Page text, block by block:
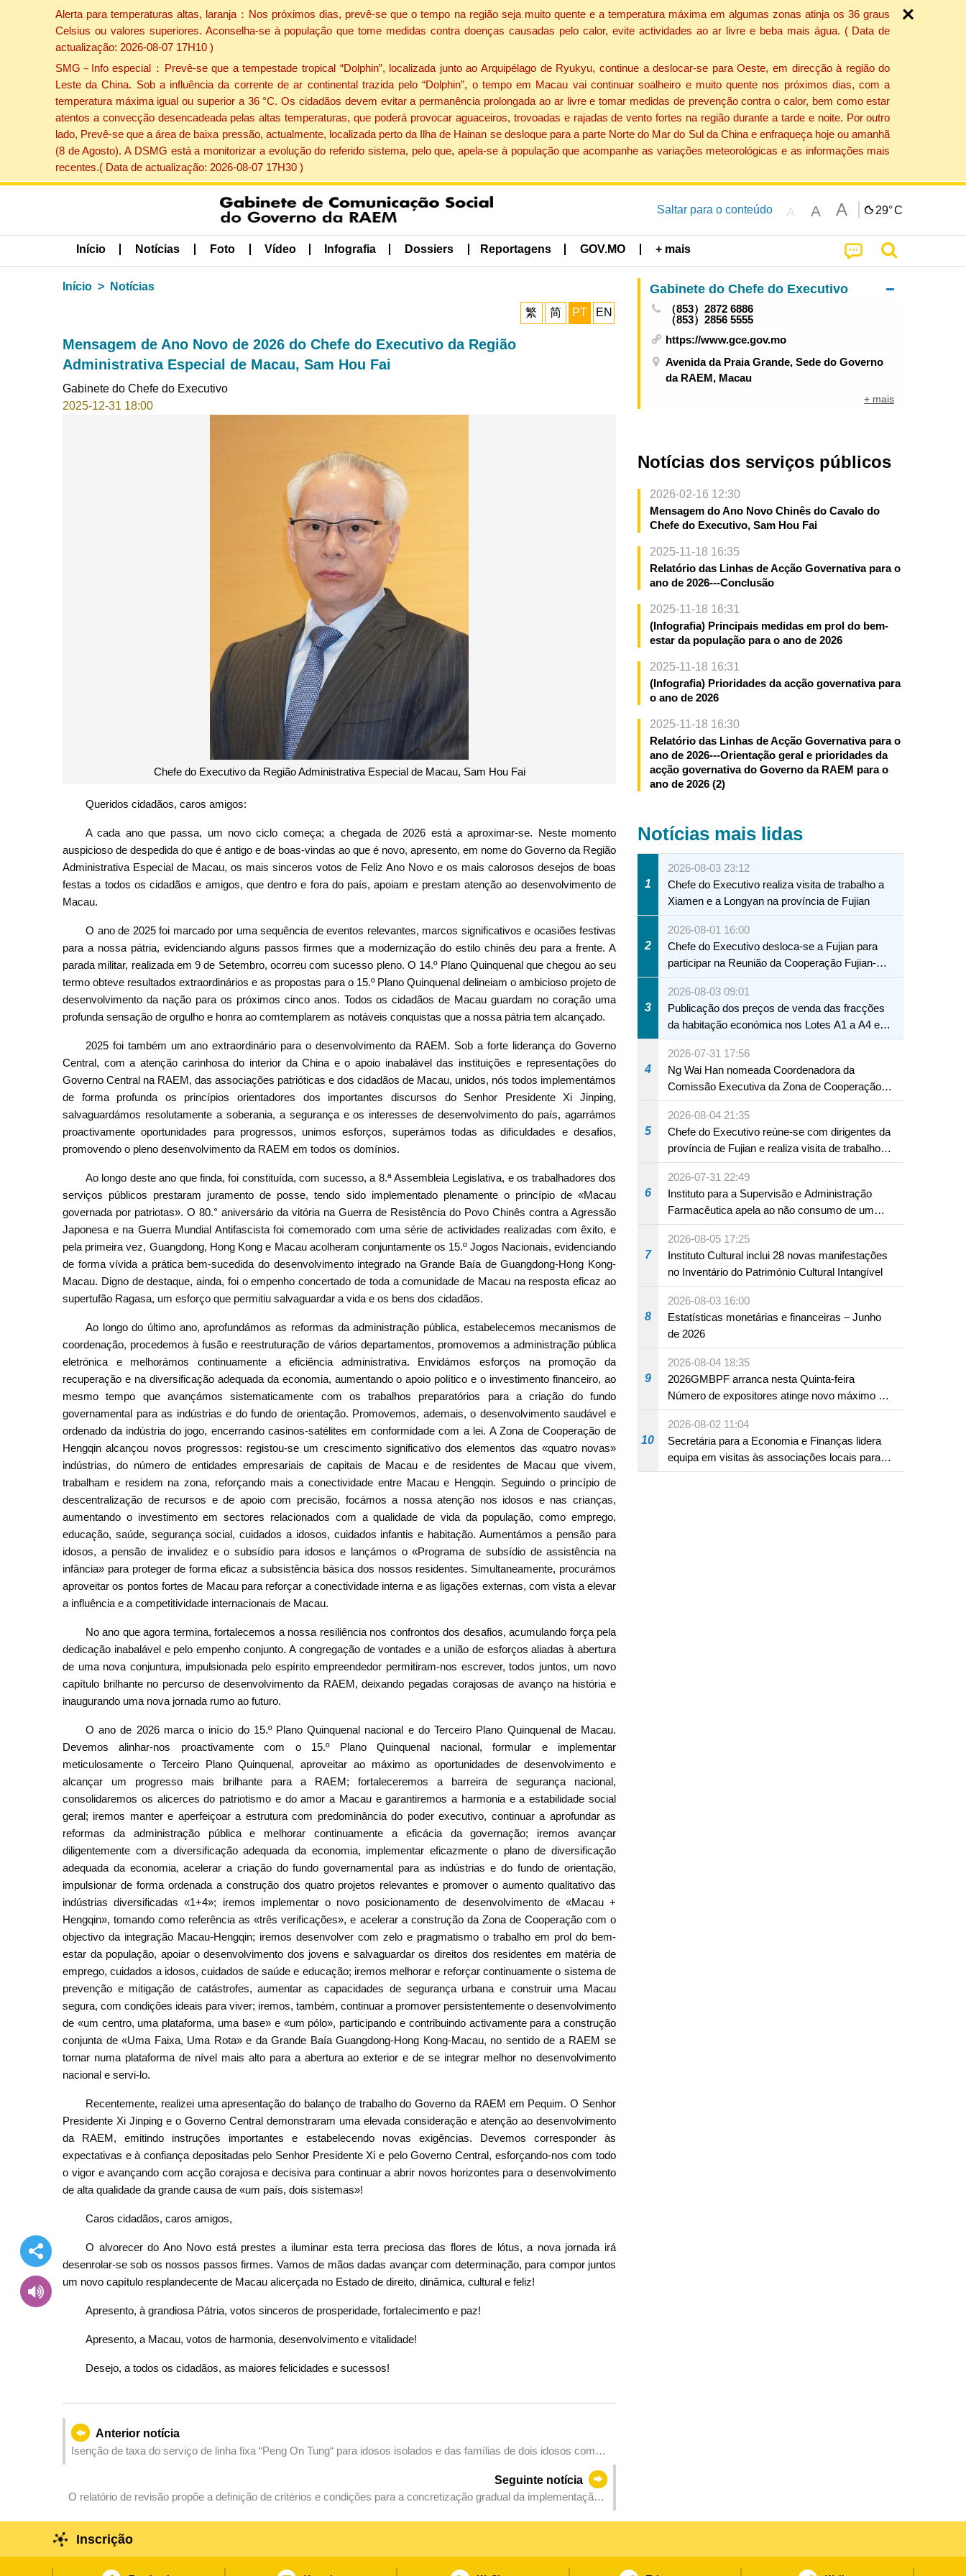
Alerta para temperaturas altas, laranja：Nos próximos dias, prevê-se que o tempo na região seja muito quente e a temperatura máxima em algumas zonas atinja os 36 graus
Celsius ou valores superiores. Aconselha-se à população que tome medidas contra doenças causadas pelo calor, evite actividades ao ar livre e beba mais água. ( Data de
actualização: 2026-08-07 17H10 )
SMG－Info especial：Prevê-se que a tempestade tropical “Dolphin”, localizada junto ao Arquipélago de Ryukyu, continue a deslocar-se para Oeste, em direcção à região do
Leste da China. Sob a influência da corrente de ar continental trazida pelo “Dolphin”, o tempo em Macau vai continuar soalheiro e muito quente nos próximos dias, com a
temperatura máxima igual ou superior a 36 °C. Os cidadãos devem evitar a permanência prolongada ao ar livre e tomar medidas de prevenção contra o calor, bem como estar
atentos a convecção desencadeada pelas altas temperaturas, que poderá provocar aguaceiros, trovoadas e rajadas de vento fortes na região durante a tarde e noite. Por outro
lado, Prevê-se que a área de baixa pressão, actualmente, localizada perto da Ilha de Hainan se desloque para a parte Norte do Mar do Sul da China e enfraqueça hoje ou amanhã
(8 de Agosto). A DSMG está a monitorizar a evolução do referido sistema, pelo que, apela-se à população que acompanhe as variações meteorológicas e as informações mais
recentes.( Data de actualização: 2026-08-07 17H30 )
Saltar para o conteúdo A A A 29°C
Início Notícias Foto Vídeo Infografia Dossiers Reportagens GOV.MO + mais
Início Notícias
繁 简 PT EN
Mensagem de Ano Novo de 2026 do Chefe do Executivo da Região
Administrativa Especial de Macau, Sam Hou Fai
Gabinete do Chefe do Executivo
2025-12-31 18:00
Chefe do Executivo da Região Administrativa Especial de Macau, Sam Hou Fai
Queridos cidadãos, caros amigos:
A cada ano que passa, um novo ciclo começa; a chegada de 2026 está a aproximar-se. Neste momento
auspicioso de despedida do que é antigo e de boas-vindas ao que é novo, apresento, em nome do Governo da Região
Administrativa Especial de Macau, os mais sinceros votos de Feliz Ano Novo e os mais calorosos desejos de boas
festas a todos os cidadãos e amigos, que dentro e fora do país, apoiam e prestam atenção ao desenvolvimento de
Macau.
O ano de 2025 foi marcado por uma sequência de eventos relevantes, marcos significativos e ocasiões festivas
para a nossa pátria, evidenciando alguns passos firmes que a modernização do estilo chinês deu para a frente. A
parada militar, realizada em 9 de Setembro, ocorreu com sucesso pleno. O 14.º Plano Quinquenal que chegou ao seu
termo obteve resultados extraordinários e as propostas para o 15.º Plano Quinquenal delineiam o ambicioso projeto de
desenvolvimento da nação para os próximos cinco anos. Todos os cidadãos de Macau guardam no coração uma
profunda sensação de orgulho e honra ao comtemplarem as notáveis conquistas que a nossa pátria tem alcançado.
2025 foi também um ano extraordinário para o desenvolvimento da RAEM. Sob a forte liderança do Governo
Central, com a atenção carinhosa do interior da China e o apoio inabalável das instituições e representações do
Governo Central na RAEM, das associações patrióticas e dos cidadãos de Macau, unidos, nós todos implementámos
de forma profunda os princípios orientadores dos importantes discursos do Senhor Presidente Xi Jinping,
salvaguardámos resolutamente a soberania, a segurança e os interesses de desenvolvimento do país, agarrámos
proactivamente oportunidades para progressos, unimos esforços, superámos todas as dificuldades e desafios,
promovendo o pleno desenvolvimento da RAEM em todos os domínios.
Ao longo deste ano que finda, foi constituída, com sucesso, a 8.ª Assembleia Legislativa, e os trabalhadores dos
serviços públicos prestaram juramento de posse, tendo sido implementado plenamente o princípio de «Macau
governada por patriotas». O 80.° aniversário da vitória na Guerra de Resistência do Povo Chinês contra a Agressão
Japonesa e na Guerra Mundial Antifascista foi comemorado com uma série de actividades realizadas com êxito, e
pela primeira vez, Guangdong, Hong Kong e Macau acolheram conjuntamente os 15.º Jogos Nacionais, evidenciando
de forma vívida a prática bem-sucedida do desenvolvimento integrado na Grande Baía de Guangdong-Hong Kong-
Macau. Digno de destaque, ainda, foi o empenho concertado de toda a comunidade de Macau na resposta eficaz ao
supertufão Ragasa, um esforço que permitiu salvaguardar a vida e os bens dos cidadãos.
Ao longo do último ano, aprofundámos as reformas da administração pública, estabelecemos mecanismos de
coordenação, procedemos à fusão e reestruturação de vários departamentos, promovemos a administração pública
eletrónica e melhorámos continuamente a eficiência administrativa. Envidámos esforços na promoção da
recuperação e na diversificação adequada da economia, aumentando o apoio político e o investimento financeiro, ao
mesmo tempo que avançámos sistematicamente com os trabalhos preparatórios para a criação do fundo
governamental para as indústrias e do fundo de orientação. Promovemos, ademais, o desenvolvimento saudável e
ordenado da indústria do jogo, encerrando casinos-satélites em conformidade com a lei. A Zona de Cooperação de
Hengqin alcançou novos progressos: registou-se um crescimento significativo dos elementos das «quatro novas»
indústrias, do número de entidades empresariais de capitais de Macau e de residentes de Macau que vivem,
trabalham e residem na zona, reforçando mais a conectividade entre Macau e Hengqin. Seguindo o princípio de
descentralização de recursos e de apoio com precisão, focámos a nossa atenção nos idosos e nas crianças,
aumentando o investimento em sectores relacionados com a qualidade de vida da população, como emprego,
educação, saúde, segurança social, cuidados a idosos, cuidados infantis e habitação. Aumentámos a pensão para
idosos, a pensão de invalidez e o subsídio para idosos e lançámos o «Programa de subsídio de assistência na
infância» para proteger de forma eficaz a subsistência básica dos nossos residentes. Simultaneamente, procurámos
aproveitar os pontos fortes de Macau para reforçar a conectividade interna e as ligações externas, com vista a elevar
a influência e a competitividade internacionais de Macau.
No ano que agora termina, fortalecemos a nossa resiliência nos confrontos dos desafios, acumulando força pela
dedicação inabalável e pelo empenho conjunto. A congregação de vontades e a união de esforços aliadas à abertura
de uma nova conjuntura, impulsionada pelo espírito empreendedor permitiram-nos escrever, todos juntos, um novo
capítulo brilhante no percurso de desenvolvimento da RAEM, deixando pegadas corajosas de avanço na história e
inaugurando uma nova jornada rumo ao futuro.
O ano de 2026 marca o início do 15.º Plano Quinquenal nacional e do Terceiro Plano Quinquenal de Macau.
Devemos alinhar-nos proactivamente com o 15.º Plano Quinquenal nacional, formular e implementar
meticulosamente o Terceiro Plano Quinquenal, aproveitar ao máximo as oportunidades de desenvolvimento e
alcançar um progresso mais brilhante para a RAEM; fortaleceremos a barreira de segurança nacional,
consolidaremos os alicerces do patriotismo e do amor a Macau e garantiremos a harmonia e a estabilidade social
geral; iremos manter e aperfeiçoar a estrutura com predominância do poder executivo, continuar a aprofundar as
reformas da administração pública e melhorar continuamente a eficácia da governação; iremos avançar
diligentemente com a diversificação adequada da economia, implementar eficazmente o plano de diversificação
adequada da economia, acelerar a criação do fundo governamental para as indústrias e do fundo de orientação,
impulsionar de forma ordenada a construção dos quatro projetos relevantes e promover o aumento qualitativo das
indústrias diversificadas «1+4»; iremos implementar o novo posicionamento de desenvolvimento de «Macau +
Hengqin», tomando como referência as «três verificações», e acelerar a construção da Zona de Cooperação com o
objectivo da integração Macau-Hengqin; iremos desenvolver com zelo e pragmatismo o trabalho em prol do bem-
estar da população, apoiar o desenvolvimento dos jovens e salvaguardar os direitos dos residentes em matéria de
emprego, cuidados a idosos, cuidados de saúde e educação; iremos melhorar e reforçar continuamente o sistema de
prevenção e mitigação de catástrofes, aumentar as capacidades de segurança urbana e construir uma Macau
segura, com condições ideais para viver; iremos, também, continuar a promover persistentemente o desenvolvimento
de «um centro, uma plataforma, uma base» e «um pólo», participando e contribuindo activamente para a construção
conjunta de «Uma Faixa, Uma Rota» e da Grande Baía Guangdong-Hong Kong-Macau, no sentido de a RAEM se
tornar numa plataforma de nível mais alto para a abertura ao exterior e de se integrar melhor no desenvolvimento
nacional e servi-lo.
Recentemente, realizei uma apresentação do balanço de trabalho do Governo da RAEM em Pequim. O Senhor
Presidente Xi Jinping e o Governo Central demonstraram uma elevada consideração e atenção ao desenvolvimento
da RAEM, emitindo instruções importantes e estabelecendo novas exigências. Devemos corresponder às
expectativas e à confiança depositadas pelo Senhor Presidente Xi e pelo Governo Central, esforçando-nos com todo
o vigor e avançando com acção corajosa e decisiva para continuar a abrir novos horizontes para o desenvolvimento
de alta qualidade da grande causa de «um país, dois sistemas»!
Caros cidadãos, caros amigos,
O alvorecer do Ano Novo está prestes a iluminar esta terra preciosa das flores de lótus, a nova jornada irá
desenrolar-se sob os nossos passos firmes. Vamos de mãos dadas avançar com determinação, para compor juntos
um novo capítulo resplandecente de Macau alicerçada no Estado de direito, dinâmica, cultural e feliz!
Apresento, à grandiosa Pátria, votos sinceros de prosperidade, fortalecimento e paz!
Apresento, a Macau, votos de harmonia, desenvolvimento e vitalidade!
Desejo, a todos os cidadãos, as maiores felicidades e sucessos!
Anterior notícia
Isenção de taxa do serviço de linha fixa “Peng On Tung“ para idosos isolados e das famílias de dois idosos com
Seguinte notícia
O relatório de revisão propõe a definição de critérios e condições para a concretização gradual da implementação
Gabinete do Chefe do Executivo
（853）2872 6886
（853）2856 5555
https://www.gce.gov.mo
Avenida da Praia Grande, Sede do Governo
da RAEM, Macau
+ mais
Notícias dos serviços públicos
2026-02-16 12:30
Mensagem do Ano Novo Chinês do Cavalo do
Chefe do Executivo, Sam Hou Fai
2025-11-18 16:35
Relatório das Linhas de Acção Governativa para o
ano de 2026---Conclusão
2025-11-18 16:31
(Infografia) Principais medidas em prol do bem-
estar da população para o ano de 2026
2025-11-18 16:31
(Infografia) Prioridades da acção governativa para
o ano de 2026
2025-11-18 16:30
Relatório das Linhas de Acção Governativa para o
ano de 2026---Orientação geral e prioridades da
acção governativa do Governo da RAEM para o
ano de 2026 (2)
Notícias mais lidas
1
2026-08-03 23:12
Chefe do Executivo realiza visita de trabalho a
Xiamen e a Longyan na província de Fujian
2
2026-08-01 16:00
Chefe do Executivo desloca-se a Fujian para
participar na Reunião da Cooperação Fujian-
Macau
3
2026-08-03 09:01
Publicação dos preços de venda das fracções
da habitação económica nos Lotes A1 a A4 e
A12 da Zona A dos Novos Aterros
4
2026-07-31 17:56
Ng Wai Han nomeada Coordenadora da
Comissão Executiva da Zona de Cooperação
Aprofundada entre Guangdong e Macau em
Hengqin
5
2026-08-04 21:35
Chefe do Executivo reúne-se com dirigentes da
província de Fujian e realiza visita de trabalho
em Fuzhou
6
2026-07-31 22:49
Instituto para a Supervisão e Administração
Farmacêutica apela ao não consumo de um
produto com substâncias medicamentosas
ocidentais
7
2026-08-05 17:25
Instituto Cultural inclui 28 novas manifestações
no Inventário do Património Cultural Intangível
8
2026-08-03 16:00
Estatísticas monetárias e financeiras – Junho
de 2026
9
2026-08-04 18:35
2026GMBPF arranca nesta Quinta-feira
Número de expositores atinge novo máximo em
18 anos
10
2026-08-02 11:04
Secretária para a Economia e Finanças lidera
equipa em visitas às associações locais para
consolidar consensos e promover os trabalhos
Inscrição